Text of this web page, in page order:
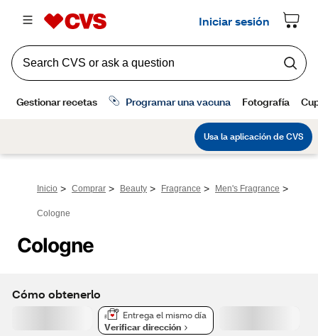
Inicio > Comprar > Beauty > Fragrance > Men's Fragrance >
Cologne
Cologne
Cómo obtenerlo
Entrega el mismo día
Verificar dirección